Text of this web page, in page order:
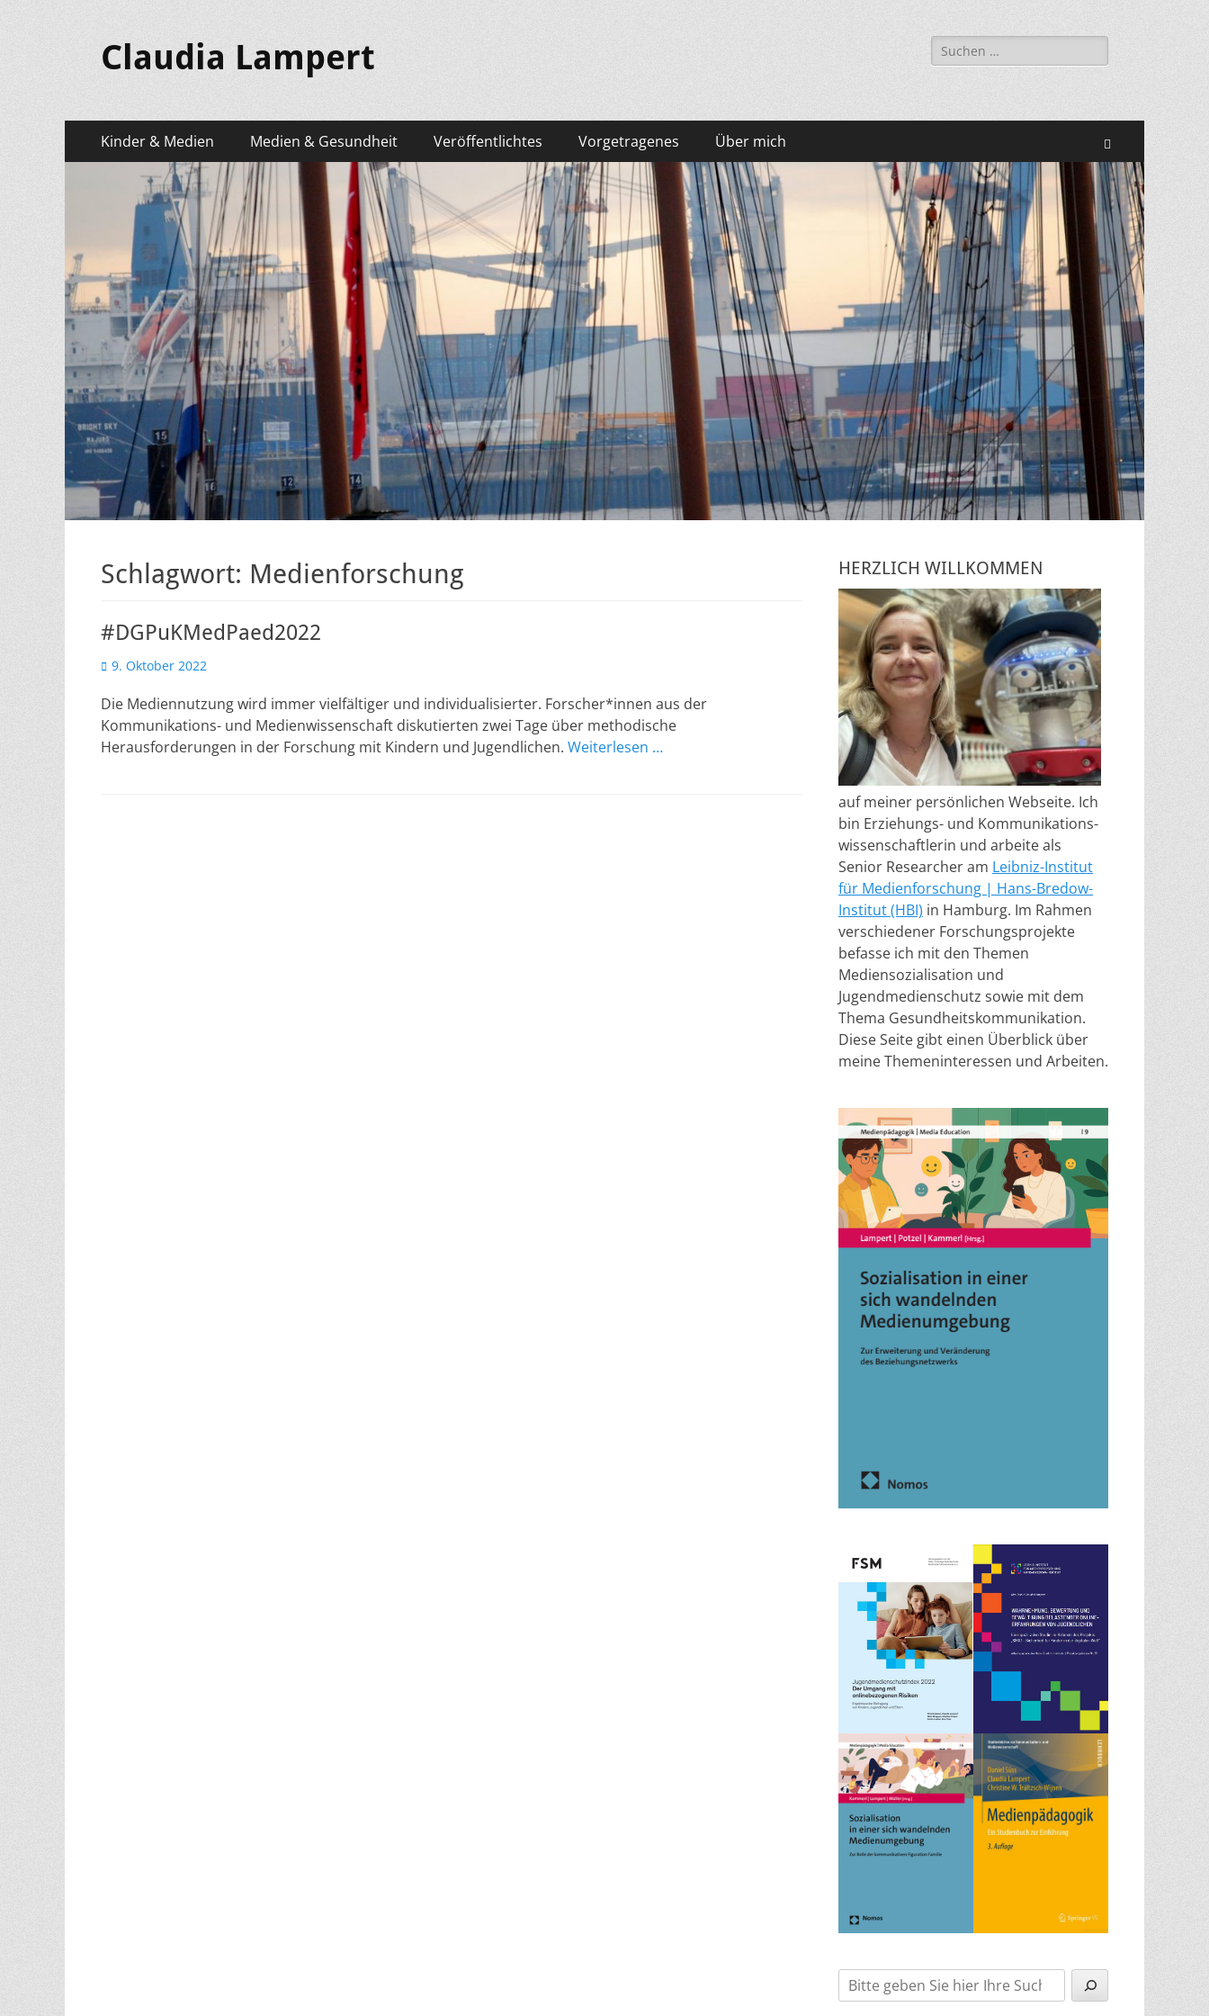
Claudia Lampert
Suchen
nach:
Primäres
Menü
Zum
Inhalt
springen
Kinder & Medien Medien & Gesundheit Veröffentlichtes Vorgetragenes Über mich
Schlagwort: Medienforschung
#DGPuKMedPaed2022
Veröffentlicht
9. Oktober 2022
Die Mediennutzung wird immer vielfältiger und individualisierter. Forscher*innen aus der
Kommunikations- und Medienwissenschaft diskutierten zwei Tage über methodische
Herausforderungen in der Forschung mit Kindern und Jugendlichen. Weiterlesen …
HERZLICH WILLKOMMEN
auf meiner persönlichen Webseite. Ich
bin Erziehungs- und Kommunikations-
wissenschaftlerin und arbeite als
Senior Researcher am Leibniz-Institut
für Medienforschung | Hans-Bredow-
Institut (HBI) in Hamburg. Im Rahmen
verschiedener Forschungsprojekte
befasse ich mit den Themen
Mediensozialisation und
Jugendmedienschutz sowie mit dem
Thema Gesundheitskommunikation.
Diese Seite gibt einen Überblick über
meine Themeninteressen und Arbeiten.
Suchen